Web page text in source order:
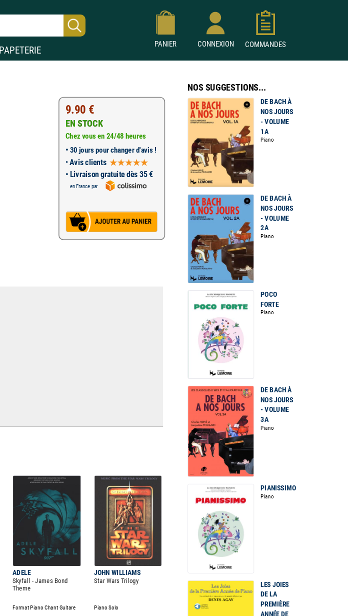
PAPETERIE
PANIER CONNEXION COMMANDES
9.90 €
EN STOCK
Chez vous en 24/48 heures
• 30 jours pour changer d'avis !
•Avis clients
• Livraison gratuite dès 35 €
en France par
ADELE JOHN WILLIAMS
Skyfall - James Bond
Theme
Star Wars Trilogy
Format Piano Chant Guitare Piano Solo
NOS SUGGESTIONS...
DE BACH À
NOS JOURS
- VOLUME
1A
Piano
DE BACH À
NOS JOURS
- VOLUME
2A
Piano
POCO
FORTE
Piano
DE BACH À
NOS JOURS
- VOLUME
3A
Piano
PIANISSIMO
Piano
LES JOIES
DE LA
PREMIÈRE
ANNÉE DE